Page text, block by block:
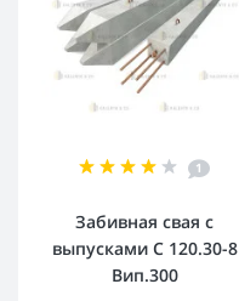
1
Забивная свая с
выпусками С 120.30-8
Вип.300